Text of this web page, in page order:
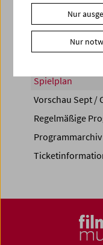
Share on
Spielplan
Vorschau Sept /
Regelmäßige
Programmarchiv
Nur
Nur